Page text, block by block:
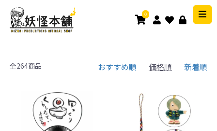
0
全264商品 おすすめ順 価格順 新着順